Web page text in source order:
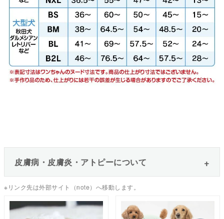
皮膚病・皮膚炎・アトピーについて
※リンク先は外部サイト（note）へ移動します。